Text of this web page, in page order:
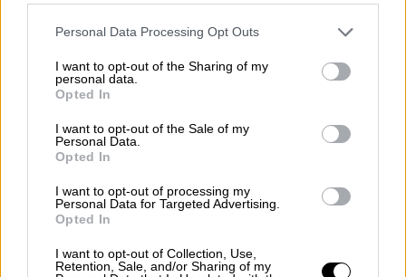
Personal Data Processing Opt Outs
I want to opt-out of the Sharing of my
personal data.
Opted In
I want to opt-out of the Sale of my
Personal Data.
Opted In
I want to opt-out of processing my
Personal Data for Targeted Advertising.
Opted In
I want to opt-out of Collection, Use,
Retention, Sale, and/or Sharing of my
Clara Campoamor: Mi sueño,
María Pérez Herrero
NOTICIAS MAS VISTAS
| ARTE | MARRUECOS | SALUD,CONSUMO, BIENESTAR